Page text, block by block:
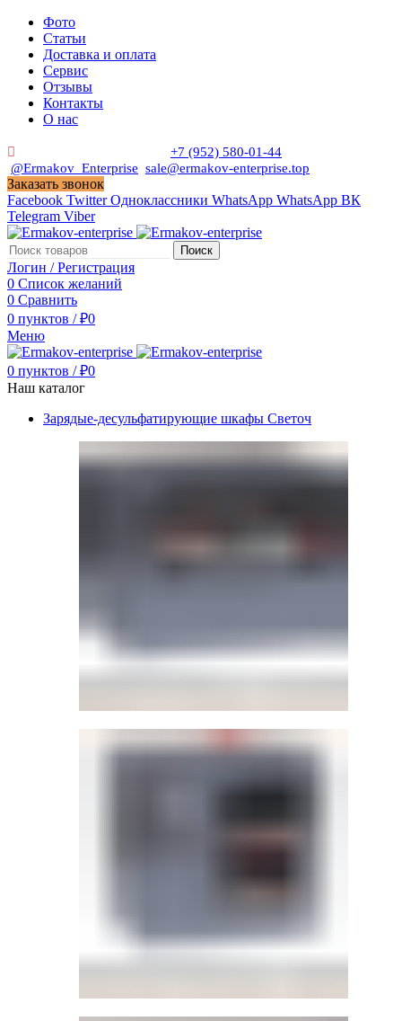
Фото
Статьи
Доставка и оплата
Сервис
Отзывы
Контакты
О нас
+7 (952) 580-01-44
@Ermakov_Enterprise sale@ermakov-enterprise.top
Заказать звонок
Facebook Twitter Одноклассники WhatsApp WhatsApp ВК
Telegram Viber
Поиск
Логин / Регистрация
0 Список желаний
0 Сравнить
0 пунктов / ₽0
Меню
0 пунктов / ₽0
Наш каталог
Зарядые-десульфатирующие шкафы Светоч